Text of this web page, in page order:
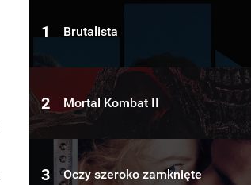
1 Brutalista
2 Mortal Kombat II
3 Oczy szeroko zamknięte